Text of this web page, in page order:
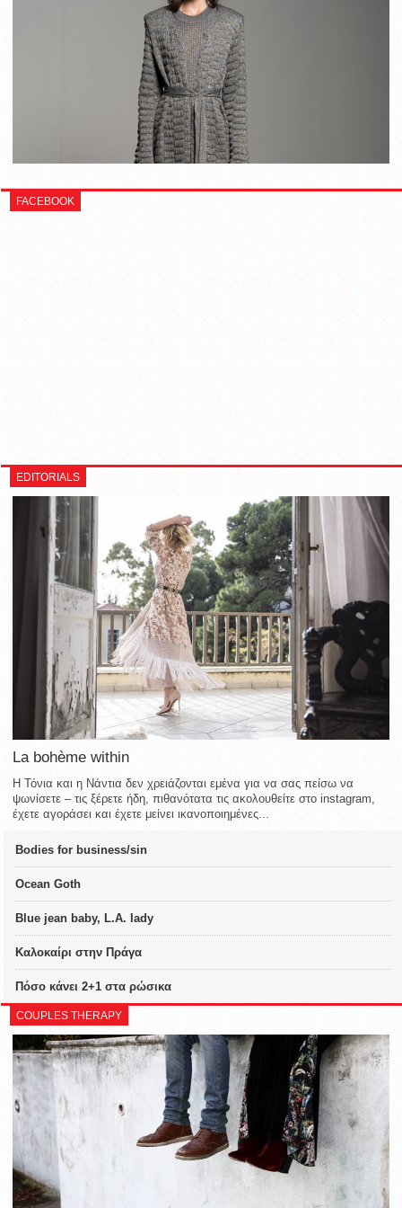
FACEBOOK
EDITORIALS
La bohème within
Η Τόνια και η Νάντια δεν χρειάζονται εμένα για να σας πείσω να
ψωνίσετε – τις ξέρετε ήδη, πιθανότατα τις ακολουθείτε στο instagram,
έχετε αγοράσει και έχετε μείνει ικανοποιημένες...
Bodies for business/sin
Ocean Goth
Blue jean baby, L.A. lady
Καλοκαίρι στην Πράγα
Πόσο κάνει 2+1 στα ρώσικα
COUPLES THERAPY